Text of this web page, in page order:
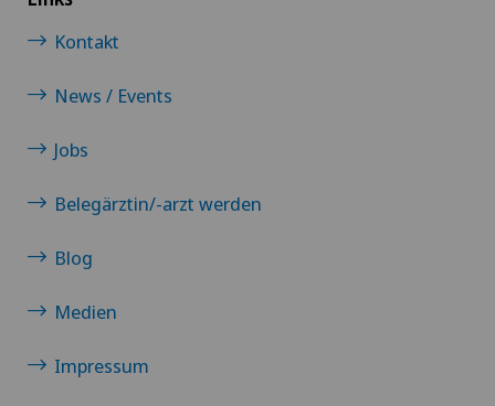
Kontakt
News / Events
Jobs
Belegärztin/-arzt werden
Blog
Medien
Impressum